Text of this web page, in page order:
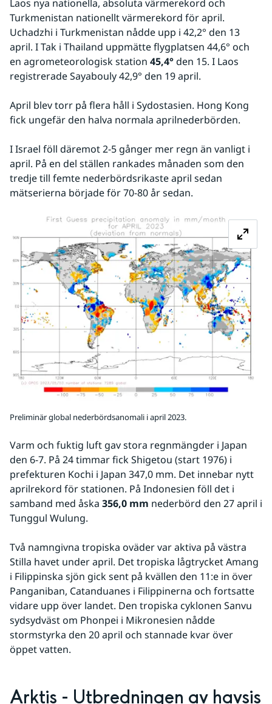
Laos nya nationella, absoluta värmerekord och
Turkmenistan nationellt värmerekord för april.
Uchadzhi i Turkmenistan nådde upp i 42,2° den 13
april. I Tak i Thailand uppmätte flygplatsen 44,6° och
en agrometeorologisk station 45,4° den 15. I Laos
registrerade Sayabouly 42,9° den 19 april.
April blev torr på flera håll i Sydostasien. Hong Kong
fick ungefär den halva normala aprilnederbörden.
I Israel föll däremot 2-5 gånger mer regn än vanligt i
april. På en del ställen rankades månaden som den
tredje till femte nederbördsrikaste april sedan
mätserierna började för 70-80 år sedan.
Preliminär global nederbördsanomali i april 2023.
Varm och fuktig luft gav stora regnmängder i Japan
den 6-7. På 24 timmar fick Shigetou (start 1976) i
prefekturen Kochi i Japan 347,0 mm. Det innebar nytt
aprilrekord för stationen. På Indonesien föll det i
samband med åska 356,0 mm nederbörd den 27 april i
Tunggul Wulung.
Två namngivna tropiska oväder var aktiva på västra
Stilla havet under april. Det tropiska lågtrycket Amang
i Filippinska sjön gick sent på kvällen den 11:e in över
Panganiban, Catanduanes i Filippinerna och fortsatte
vidare upp över landet. Den tropiska cyklonen Sanvu
sydsydväst om Phonpei i Mikronesien nådde
stormstyrka den 20 april och stannade kvar över
öppet vatten.
Arktis - Utbredningen av havsis